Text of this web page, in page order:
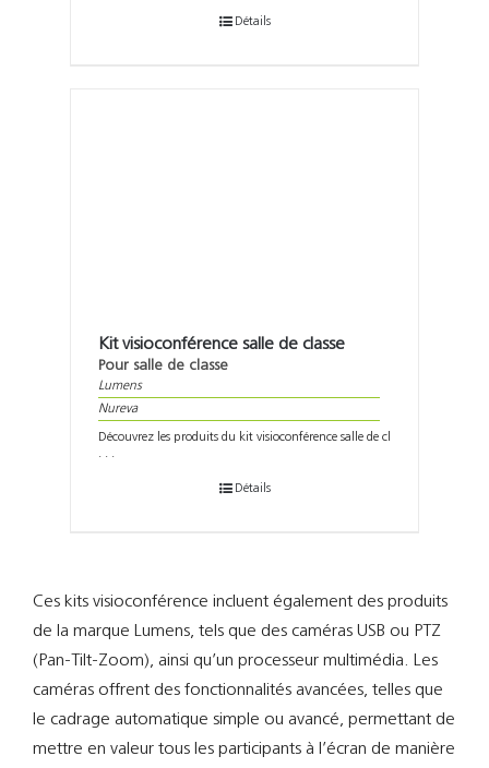
Détails
Kit visioconférence salle de classe
Pour salle de classe
Lumens
Nureva
Découvrez les produits du kit visioconférence salle de cl
. . .
Détails
Ces kits visioconférence incluent également des produits
de la marque Lumens, tels que des caméras USB ou PTZ
(Pan-Tilt-Zoom), ainsi qu’un processeur multimédia. Les
caméras offrent des fonctionnalités avancées, telles que
le cadrage automatique simple ou avancé, permettant de
mettre en valeur tous les participants à l’écran de manière